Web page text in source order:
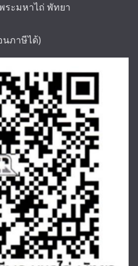
ระมหาไถ่ พัทยา
นภาษีได้)